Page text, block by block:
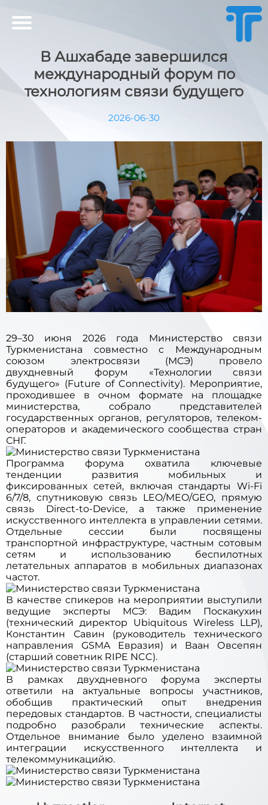
В Ашхабаде завершился
международный форум по
технологиям связи будущего
2026-06-30
29–30 июня 2026 года Министерство связи
Туркменистана совместно с Международным
союзом электросвязи (МСЭ) провело
двухдневный форум «Технологии связи
будущего» (Future of Connectivity). Мероприятие,
проходившее в очном формате на площадке
министерства, собрало представителей
государственных органов, регуляторов, телеком-
операторов и академического сообщества стран
СНГ.
Программа форума охватила ключевые
тенденции развития мобильных и
фиксированных сетей, включая стандарты Wi-Fi
6/7/8, спутниковую связь LEO/MEO/GEO, прямую
связь Direct-to-Device, а также применение
искусственного интеллекта в управлении сетями.
Отдельные сессии были посвящены
транспортной инфраструктуре, частным сотовым
сетям и использованию беспилотных
летательных аппаратов в мобильных диапазонах
частот.
В качестве спикеров на мероприятии выступили
ведущие эксперты МСЭ: Вадим Поскакухин
(технический директор Ubiquitous Wireless LLP),
Константин Савин (руководитель технического
направления GSMA Евразия) и Ваан Овсепян
(старший советник RIPE NCC).
В рамках двухдневного форума эксперты
ответили на актуальные вопросы участников,
обобщив практический опыт внедрения
передовых стандартов. В частности, специалисты
подробно разобрали технические аспекты.
Отдельное внимание было уделено взаимной
интеграции искусственного интеллекта и
телекоммуникацийю.